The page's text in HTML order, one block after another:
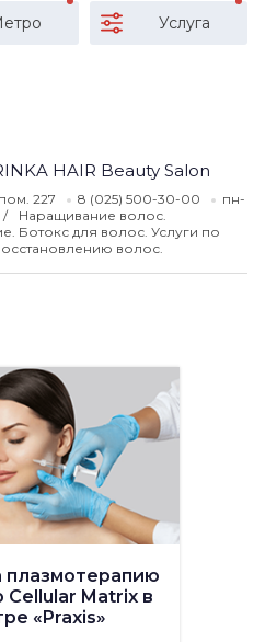
Услуга
HAIR Beauty Salon
227 8 (025) 500-30-00
пн-
Наращивание волос.
Ботокс для волос. Услуги по
волос.
плазмотерапию
Cellular Matrix в
«Praxis»